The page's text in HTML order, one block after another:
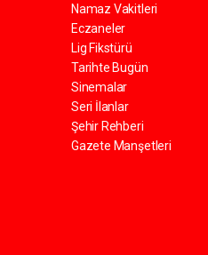
Namaz Vakitleri
Eczaneler
Lig Fikstürü
Tarihte Bugün
Sinemalar
Seri İlanlar
Şehir Rehberi
Gazete Manşetleri